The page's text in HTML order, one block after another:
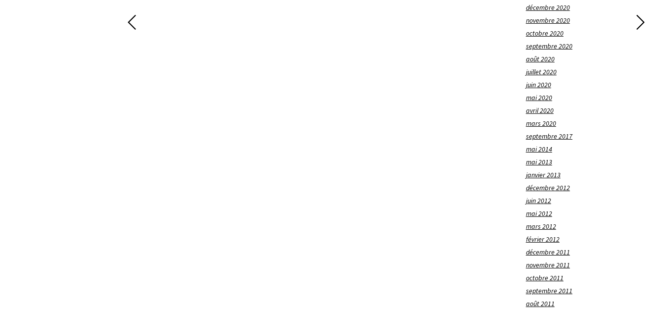
décembre 2020
novembre 2020
octobre 2020
septembre 2020
août 2020
juillet 2020
juin 2020
mai 2020
avril 2020
mars 2020
septembre 2017
mai 2014
mai 2013
janvier 2013
décembre 2012
juin 2012
mai 2012
mars 2012
février 2012
décembre 2011
novembre 2011
octobre 2011
septembre 2011
août 2011